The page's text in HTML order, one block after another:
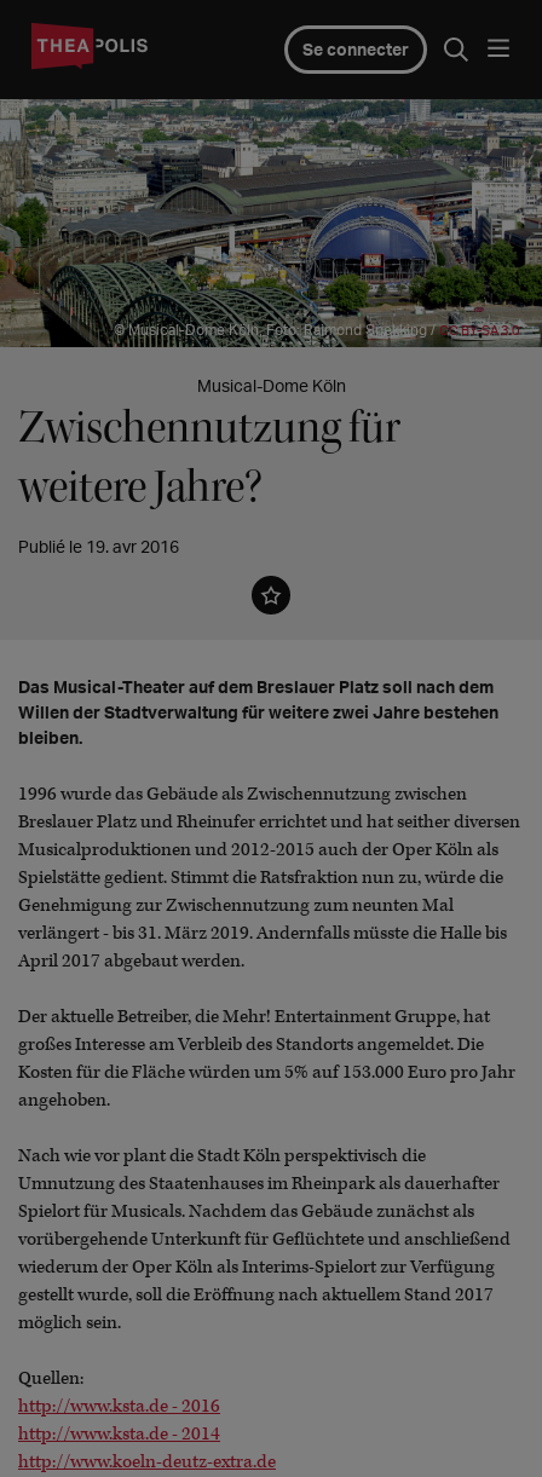
Se connecter
© Musical-Dome Köln, Foto: Raimond Spekking /CC BY-SA 3.0
Musical-Dome Köln
Zwischennutzung für
weitere Jahre?
Publié le 19. avr 2016
Das Musical-Theater auf dem Breslauer Platz soll nach dem
Willen der Stadtverwaltung für weitere zwei Jahre bestehen
bleiben.
1996 wurde das Gebäude als Zwischennutzung zwischen
Breslauer Platz und Rheinufer errichtet und hat seither diversen
Musicalproduktionen und 2012-2015 auch der Oper Köln als
Spielstätte gedient. Stimmt die Ratsfraktion nun zu, würde die
Genehmigung zur Zwischennutzung zum neunten Mal
verlängert - bis 31. März 2019. Andernfalls müsste die Halle bis
April 2017 abgebaut werden.
Der aktuelle Betreiber, die Mehr! Entertainment Gruppe, hat
großes Interesse am Verbleib des Standorts angemeldet. Die
Kosten für die Fläche würden um 5% auf 153.000 Euro pro Jahr
angehoben.
Nach wie vor plant die Stadt Köln perspektivisch die
Umnutzung des Staatenhauses im Rheinpark als dauerhafter
Spielort für Musicals. Nachdem das Gebäude zunächst als
vorübergehende Unterkunft für Geflüchtete und anschließend
wiederum der Oper Köln als Interims-Spielort zur Verfügung
gestellt wurde, soll die Eröffnung nach aktuellem Stand 2017
möglich sein.
Quellen:
http://www.ksta.de - 2016
http://www.ksta.de - 2014
http://www.koeln-deutz-extra.de